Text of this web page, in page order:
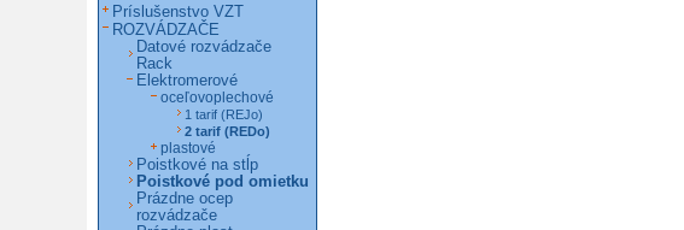
Príslušenstvo VZT
ROZVÁDZAČE
Datové rozvádzače
Rack
Elektromerové
oceľovoplechové
1 tarif (REJo)
2 tarif (REDo)
plastové
Poistkové na stĺp
Poistkové pod omietku
Prázdne ocep
rozvádzače